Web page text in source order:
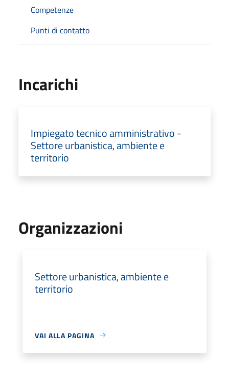
Competenze
Punti di contatto
Incarichi
Impiegato tecnico amministrativo -
Settore urbanistica, ambiente e
territorio
Organizzazioni
Settore urbanistica, ambiente e
territorio
VAI ALLA PAGINA